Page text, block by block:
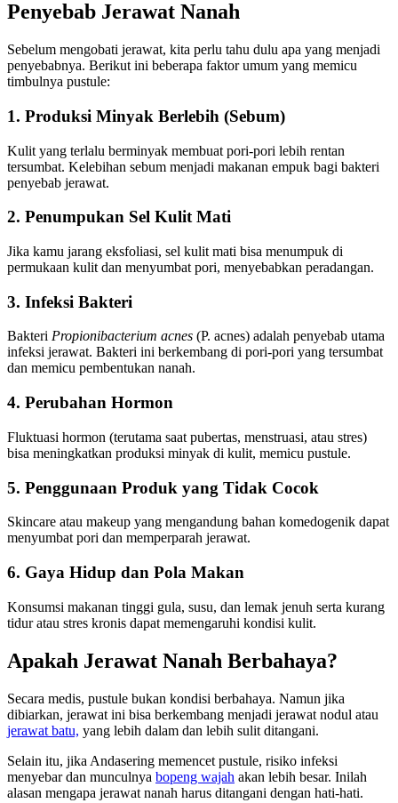
Penyebab Jerawat Nanah
Sebelum mengobati jerawat, kita perlu tahu dulu apa yang menjadi
penyebabnya. Berikut ini beberapa faktor umum yang memicu
timbulnya pustule:
1. Produksi Minyak Berlebih (Sebum)
Kulit yang terlalu berminyak membuat pori-pori lebih rentan
tersumbat. Kelebihan sebum menjadi makanan empuk bagi bakteri
penyebab jerawat.
2. Penumpukan Sel Kulit Mati
Jika kamu jarang eksfoliasi, sel kulit mati bisa menumpuk di
permukaan kulit dan menyumbat pori, menyebabkan peradangan.
3. Infeksi Bakteri
Bakteri Propionibacterium acnes (P. acnes) adalah penyebab utama
infeksi jerawat. Bakteri ini berkembang di pori-pori yang tersumbat
dan memicu pembentukan nanah.
4. Perubahan Hormon
Fluktuasi hormon (terutama saat pubertas, menstruasi, atau stres)
bisa meningkatkan produksi minyak di kulit, memicu pustule.
5. Penggunaan Produk yang Tidak Cocok
Skincare atau makeup yang mengandung bahan komedogenik dapat
menyumbat pori dan memperparah jerawat.
6. Gaya Hidup dan Pola Makan
Konsumsi makanan tinggi gula, susu, dan lemak jenuh serta kurang
tidur atau stres kronis dapat memengaruhi kondisi kulit.
Apakah Jerawat Nanah Berbahaya?
Secara medis, pustule bukan kondisi berbahaya. Namun jika
dibiarkan, jerawat ini bisa berkembang menjadi jerawat nodul atau
jerawat batu, yang lebih dalam dan lebih sulit ditangani.
Selain itu, jika Andasering memencet pustule, risiko infeksi
menyebar dan munculnya bopeng wajah akan lebih besar. Inilah
alasan mengapa jerawat nanah harus ditangani dengan hati-hati.